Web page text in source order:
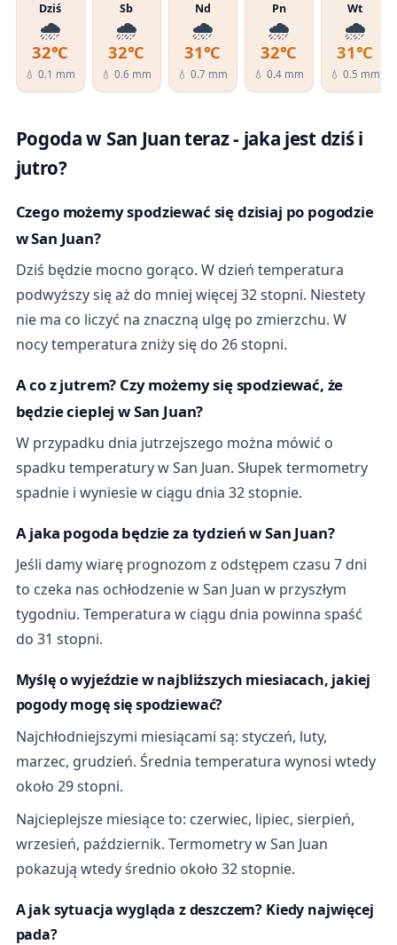
Dziś
🌧️
32℃
💧 0.1 mm
Sb
🌧️
32℃
💧 0.6 mm
Nd
🌧️
31℃
💧 0.7 mm
Pn
🌧️
32℃
💧 0.4 mm
Wt
🌧️
31℃
💧 0.5 mm
Pogoda w San Juan teraz - jaka jest dziś i
jutro?
Czego możemy spodziewać się dzisiaj po pogodzie
w San Juan?
Dziś będzie mocno gorąco. W dzień temperatura
podwyższy się aż do mniej więcej 32 stopni. Niestety
nie ma co liczyć na znaczną ulgę po zmierzchu. W
nocy temperatura zniży się do 26 stopni.
A co z jutrem? Czy możemy się spodziewać, że
będzie cieplej w San Juan?
W przypadku dnia jutrzejszego można mówić o
spadku temperatury w San Juan. Słupek termometry
spadnie i wyniesie w ciągu dnia 32 stopnie.
A jaka pogoda będzie za tydzień w San Juan?
Jeśli damy wiarę prognozom z odstępem czasu 7 dni
to czeka nas ochłodzenie w San Juan w przyszłym
tygodniu. Temperatura w ciągu dnia powinna spaść
do 31 stopni.
Myślę o wyjeździe w najbliższych miesiacach, jakiej
pogody mogę się spodziewać?
Najchłodniejszymi miesiącami są: styczeń, luty,
marzec, grudzień. Średnia temperatura wynosi wtedy
około 29 stopni.
Najcieplejsze miesiące to: czerwiec, lipiec, sierpień,
wrzesień, październik. Termometry w San Juan
pokazują wtedy średnio około 32 stopnie.
A jak sytuacja wygląda z deszczem? Kiedy najwięcej
pada?